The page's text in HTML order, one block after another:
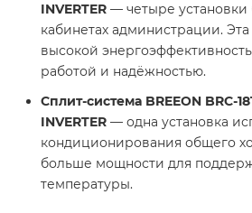
INVERTER — четыре
кабинетах администрации.
высокой
работой и надёжностью.
Сплит-система BREEON BRC-
INVERTER — одна установка
кондиционирования общего
больше мощности для
температуры.